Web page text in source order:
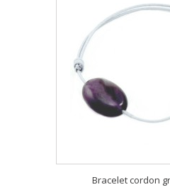
Bracelet cordon